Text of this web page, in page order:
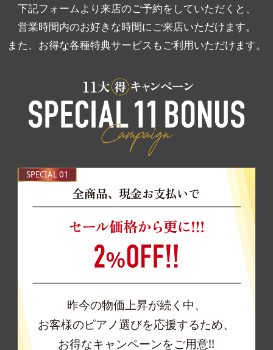
下記フォームより来店のご予約をしていただくと、
営業時間内のお好きな時間にご来店いただけます。
また、お得な各種特典サービスもご利用いただけます。
SPECIAL 01
全商品、現金お支払いで
昨今の物価上昇が続く中、
お客様のピアノ選びを応援するため、
お得なキャンペーンをご用意!!